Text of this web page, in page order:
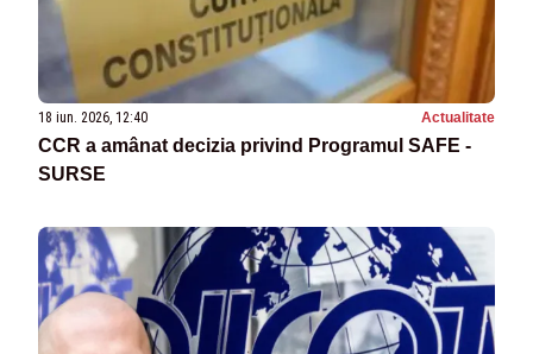
18 iun. 2026, 12:40 Actualitate
CCR a amânat decizia privind Programul SAFE -
SURSE